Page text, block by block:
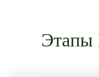
Этапы